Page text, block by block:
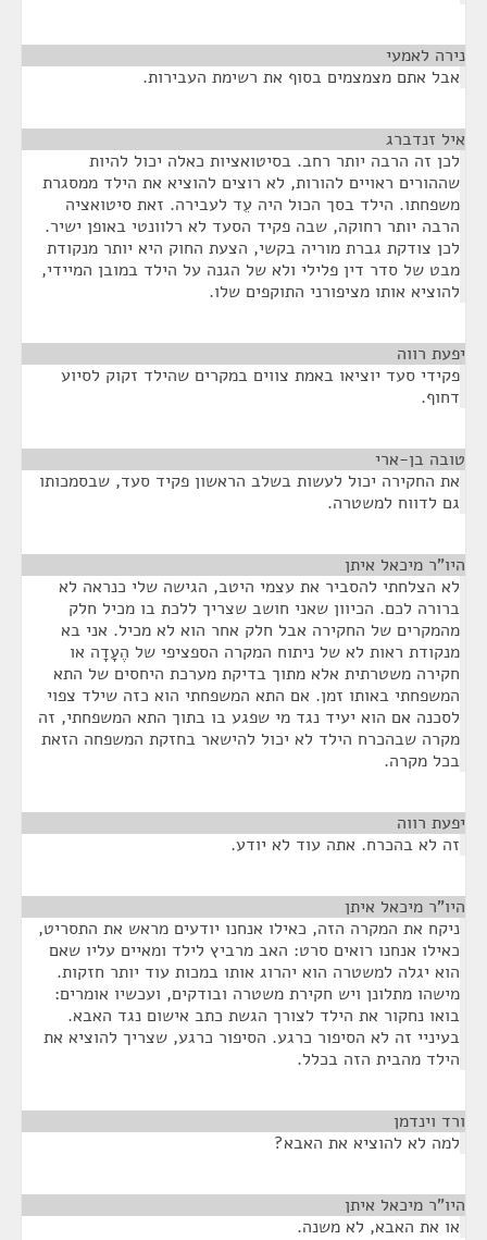
נירה לאמעי
אבל אתם מצמצמים בסוף את רשימת העבירות.
איל זנדברג
לכן זה הרבה יותר רחב. בסיטואציות כאלה יכול להיות
שההורים ראויים להורות, לא רוצים להוציא את הילד ממסגרת
משפחתו. הילד בסך הכול היה עֵד לעבירה. זאת סיטואציה
הרבה יותר רחוקה, שבה פקיד הסעד לא רלוונטי באופן ישיר.
לכן צודקת גברת מוריה בקשי, הצעת החוק היא יותר מנקודת
מבט של סדר דין פלילי ולא של הגנה על הילד במובן המיידי,
להוציא אותו מציפורני התוקפים שלו.
יפעת רווה
פקידי סעד יוציאו באמת צווים במקרים שהילד זקוק לסיוע
דחוף.
טובה בן-ארי
את החקירה יכול לעשות בשלב הראשון פקיד סעד, שבסמכותו
גם לדווח למשטרה.
היו"ר מיכאל איתן
לא הצלחתי להסביר את עצמי היטב, הגישה שלי כנראה לא
ברורה לכם. הכיוון שאני חושב שצריך ללכת בו מכיל חלק
מהמקרים של החקירה אבל חלק אחר הוא לא מכיל. אני בא
מנקודת ראות לא של ניתוח המקרה הספציפי של הֶעָדָה או
חקירה משטרתית אלא מתוך בדיקת מערכת היחסים של התא
המשפחתי באותו זמן. אם התא המשפחתי הוא כזה שילד צפוי
לסכנה אם הוא יעיד נגד מי שפגע בו בתוך התא המשפחתי, זה
מקרה שבהכרח הילד לא יכול להישאר בחזקת המשפחה הזאת
בכל מקרה.
יפעת רווה
זה לא בהכרח. אתה עוד לא יודע.
היו"ר מיכאל איתן
ניקח את המקרה הזה, כאילו אנחנו יודעים מראש את התסריט,
כאילו אנחנו רואים סרט: האב מרביץ לילד ומאיים עליו שאם
הוא יגלה למשטרה הוא יהרוג אותו במכות עוד יותר חזקות.
מישהו מתלונן ויש חקירת משטרה ובודקים, ועכשיו אומרים:
בואו נחקור את הילד לצורך הגשת כתב אישום נגד האבא.
בעיניי זה לא הסיפור כרגע. הסיפור כרגע, שצריך להוציא את
הילד מהבית הזה בכלל.
ורד וינדמן
למה לא להוציא את האבא?
היו"ר מיכאל איתן
או את האבא, לא משנה.